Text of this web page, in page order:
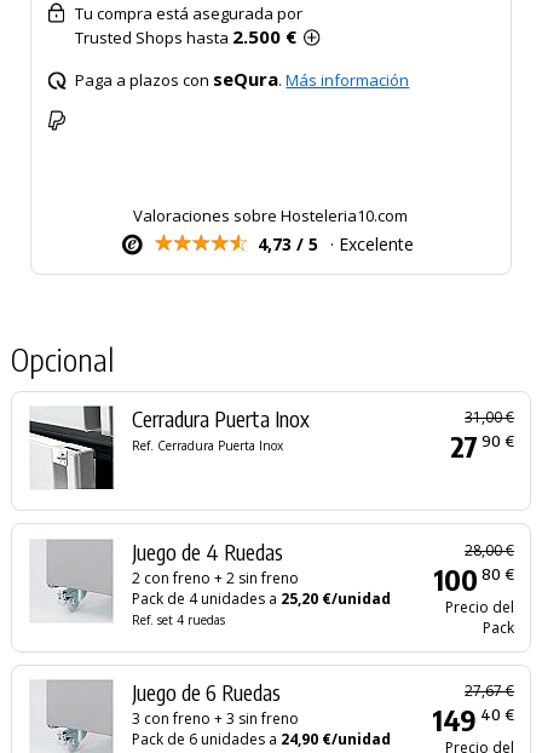
Tu compra está asegurada por
Trusted Shops hasta 2.500 €
Paga a plazos con seQura.Más información
Valoraciones sobre Hosteleria10.com
4,73 / 5 · Excelente
Opcional
Cerradura Puerta Inox
Ref. Cerradura Puerta Inox
31,00 €
27 90 €
Juego de 4 Ruedas
2 con freno + 2 sin freno
Pack de 4 unidades a 25,20 €/unidad
Ref. set 4 ruedas
28,00 €
100 80 €
Precio del
Pack
Juego de 6 Ruedas
3 con freno + 3 sin freno
Pack de 6 unidades a 24,90 €/unidad
27,67 €
149 40 €
Precio del